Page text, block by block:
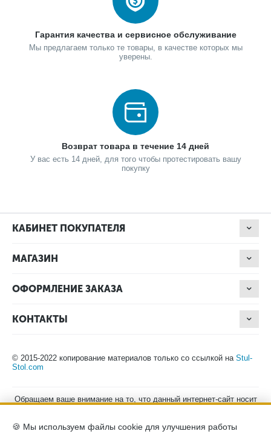
Гарантия качества и сервисное обслуживание
Мы предлагаем только те товары, в качестве которых мы
уверены.
Возврат товара в течение 14 дней
У вас есть 14 дней, для того чтобы протестировать вашу
покупку
КАБИНЕТ ПОКУПАТЕЛЯ
МАГАЗИН
ОФОРМЛЕНИЕ ЗАКАЗА
КОНТАКТЫ
© 2015-2022 копирование материалов только со ссылкой на Stul-
Stol.com
Обращаем ваше внимание на то, что данный интернет-сайт носит
положениями Статьи 437 (2) Гражданского кодекса Российской
🍪 Мы используем файлы cookie для улучшения работы